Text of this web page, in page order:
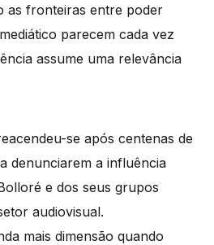
as fronteiras entre poder
parecem cada vez
assume uma relevância
se após centenas de
denunciarem a influência
e dos seus grupos
audiovisual.
mais dimensão quando